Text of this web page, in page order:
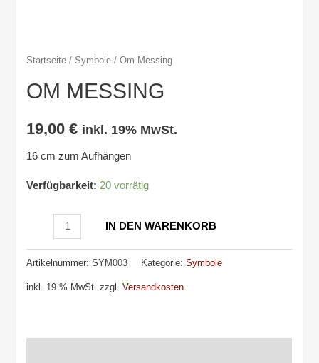
Startseite / Symbole / Om Messing
OM MESSING
19,00€ inkl. 19% MwSt.
16 cm zum Aufhängen
Verfügbarkeit: 20 vorrätig
Messing
Menge
IN DEN WARENKORB
Artikelnummer:SYM003 Kategorie:Symbole
inkl. 19 % MwSt. zzgl.Versandkosten